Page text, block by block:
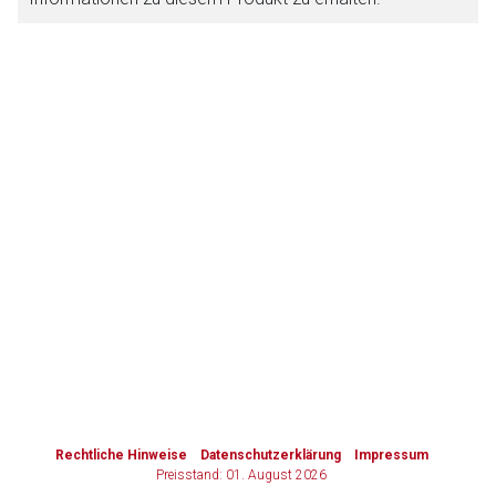
Rechtliche Hinweise Datenschutzerklärung
Impressum
Preisstand: 01. August 2026